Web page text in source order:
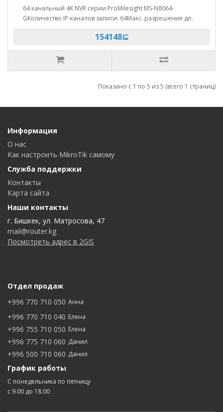
64 канальный 4K NVR серии ProMilesight MS-N8064-
GКоличество IP-каналов записи: 64Макс. разрешение дл..
154148⊆
Показано с 1 по 5 из 5 (всего 1 страниц)
Информация
О нас
Как настроить MikroTik самому
Служба поддержки
Контакты
Карта сайта
Наши контакты
г. Бишкек, ул. Матросова, 47
mail@router.kg
Посмотреть адрес в 2GIS
Отдел продаж
+996 770 710 050 Анна
+996 770 710 040 Елена
+996 755 710 050 Елена
+996 775 710 060 Данил
+996 500 710 060 Данил
График работы
С понедельника по пятницу
с 9.00 до 18.00